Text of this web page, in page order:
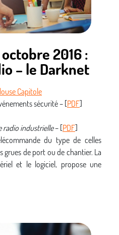
2016 :
– le Darknet
Capitole
sécurité – [PDF]
radio industrielle– [PDF]
du type de celles
grues de port ou de chantier. La
et le logiciel, propose une
et montre une attaque